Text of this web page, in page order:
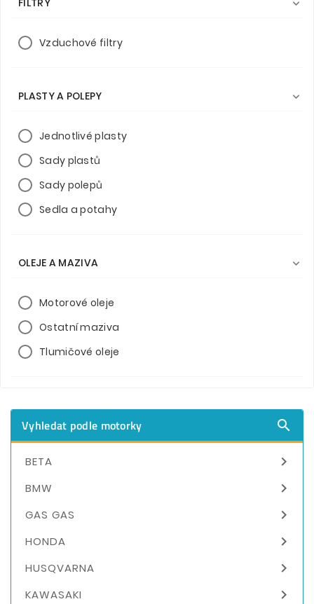

Vzduchové filtry
PLASTY A POLEPY 
Jednotlivé plasty
Sady plastů
Sady polepů
Sedla a potahy
OLEJE A MAZIVA 
Motorové oleje
Ostatní maziva
Tlumičové oleje
Vyhledat podle motorky 
BETA 
BMW 
GAS GAS 
HONDA 
HUSQVARNA 
KAWASAKI 